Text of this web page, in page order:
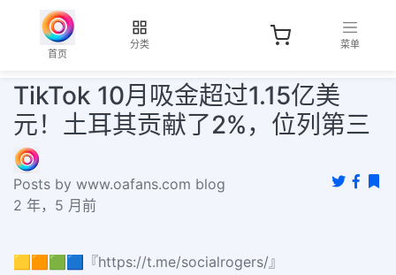
首页
分类 菜单
TikTok 10月吸金超过1.15亿美
元！土耳其贡献了2%，位列第三
Posts by www.oafans.com blog
2 年，5 月前
🟨🟧🟩🟦『https://t.me/socialrogers/』